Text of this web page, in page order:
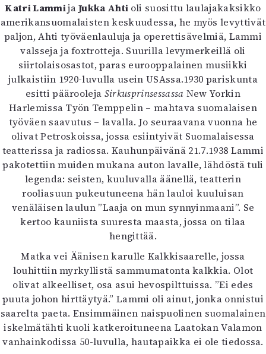
Katri LammijaJukka Ahti oli suosittu laulajakaksikko
amerikansuomalaisten keskuudessa, he myös levyttivät
paljon, Ahti työväenlauluja ja operettisävelmiä, Lammi
valsseja ja foxtrotteja. Suurilla levymerkeillä oli
siirtolaisosastot, paras eurooppalainen musiikki
julkaistiin 1920-luvulla usein USAssa.1930 pariskunta
esitti päärooleja Sirkusprinsessassa New Yorkin
Harlemissa Työn Temppelin – mahtava suomalaisen
työväen saavutus – lavalla. Jo seuraavana vuonna he
olivat Petroskoissa, jossa esiintyivät Suomalaisessa
teatterissa ja radiossa. Kauhunpäivänä 21.7.1938 Lammi
pakotettiin muiden mukana auton lavalle, lähdöstä tuli
legenda: seisten, kuuluvalla äänellä, teatterin
rooliasuun pukeutuneena hän lauloi kuuluisan
venäläisen laulun ”Laaja on mun synnyinmaani”. Se
kertoo kauniista suuresta maasta, jossa on tilaa
hengittää.
Matka vei Äänisen karulle Kalkkisaarelle, jossa
louhittiin myrkyllistä sammumatonta kalkkia. Olot
olivat alkeelliset, osa asui hevospilttuissa. ”Ei edes
puuta johon hirttäytyä.” Lammi oli ainut, jonka onnistui
saarelta paeta. Ensimmäinen naispuolinen suomalainen
iskelmätähti kuoli katkeroituneena Laatokan Valamon
vanhainkodissa 50-luvulla, hautapaikka ei ole tiedossa.